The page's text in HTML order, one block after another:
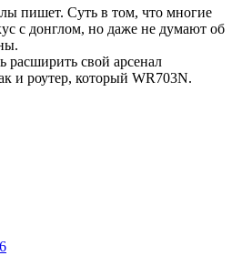
пишет. Суть в том, что многие
с донглом, но даже не думают об
расширить свой арсенал
и роутер, который WR703N.